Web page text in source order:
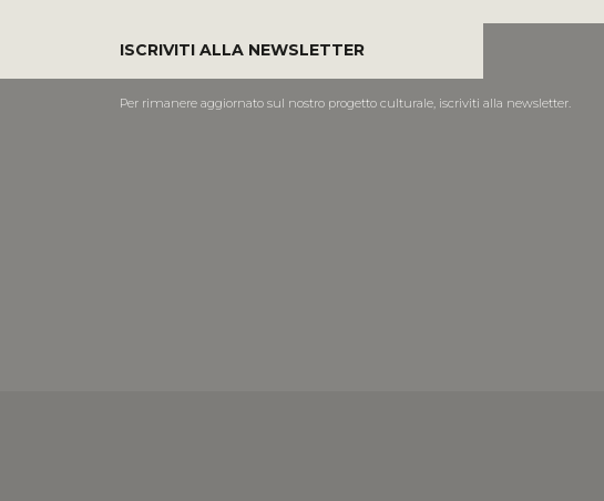
ISCRIVITI ALLA NEWSLETTER
Per rimanere aggiornato sul nostro progetto culturale, iscriviti alla newsletter.